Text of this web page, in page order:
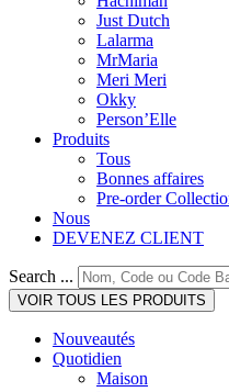
Just Dutch
Lalarma
MrMaria
Meri Meri
Okky
Person’Elle
Produits
Tous
Bonnes affaires
Pre-order
Nous
DEVENEZ CLIENT
Search ...
VOIR TOUS LES PRODUITS
Nouveautés
Quotidien
Maison